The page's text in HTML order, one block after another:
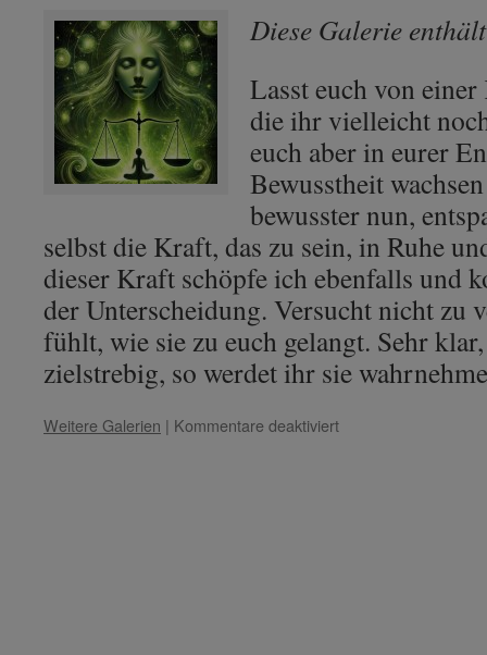
Diese Galerie
Lasst euch von
die ihr vielleicht
euch aber in eurer
Bewusstheit
bewusster nun,
selbst die Kraft, das zu sein, in Ruhe
dieser Kraft schöpfe ich ebenfalls und
der Unterscheidung. Versucht nicht zu
fühlt, wie sie zu euch gelangt. Sehr
zielstrebig, so werdet ihr sie
Weitere Galerien | Kommentare deaktiviertfür